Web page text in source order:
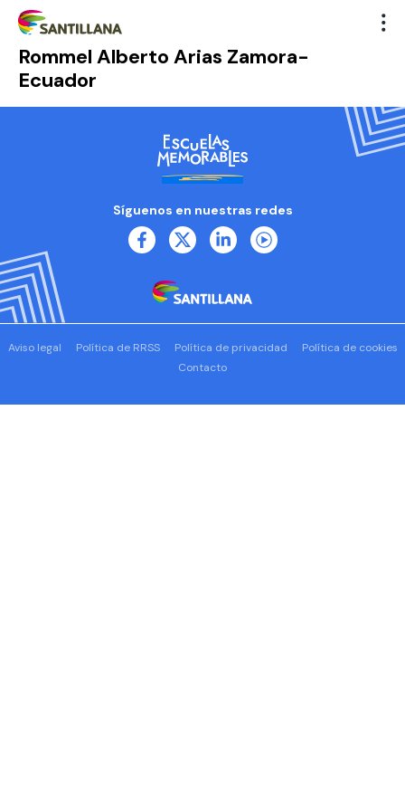
Rommel Alberto Arias Zamora-
Ecuador
Síguenos en nuestras redes
Aviso legal Política de RRSS Política de privacidad
Política de cookies
Contacto